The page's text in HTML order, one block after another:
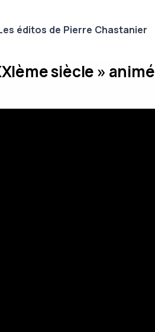
éditos de Pierre Chastanier
siècle » animé